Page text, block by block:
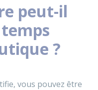
peut-il
?
vous pouvez être